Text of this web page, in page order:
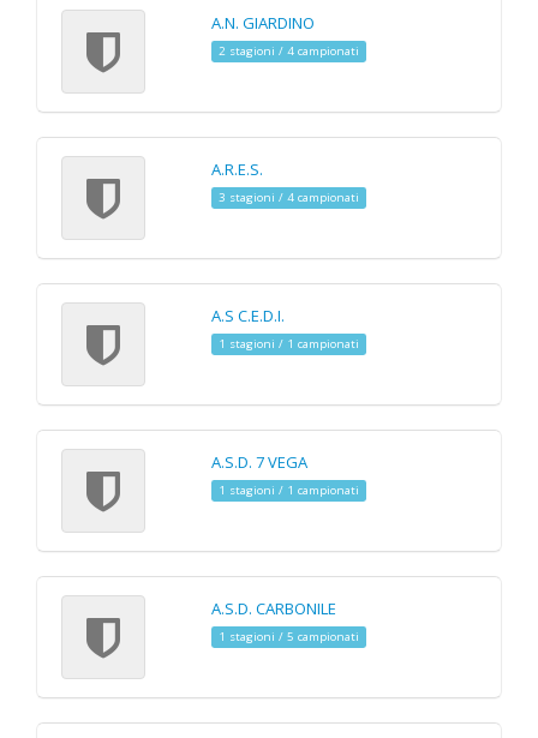
A.N. GIARDINO
2 stagioni / 4 campionati
A.R.E.S.
3 stagioni / 4 campionati
A.S C.E.D.I.
1 stagioni / 1 campionati
A.S.D. 7 VEGA
1 stagioni / 1 campionati
A.S.D. CARBONILE
1 stagioni / 5 campionati